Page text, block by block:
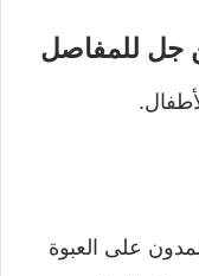
جل للمفاصل
على العبوة